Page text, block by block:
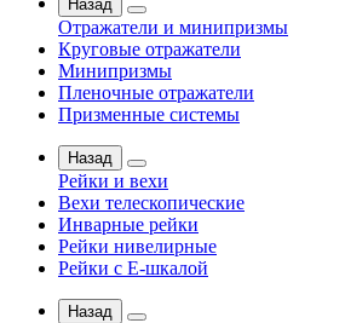
Назад
Отражатели и минипризмы
Круговые отражатели
Минипризмы
Пленочные отражатели
Призменные системы
Назад
Рейки и вехи
Вехи телескопические
Инварные рейки
Рейки нивелирные
Рейки с Е-шкалой
Назад